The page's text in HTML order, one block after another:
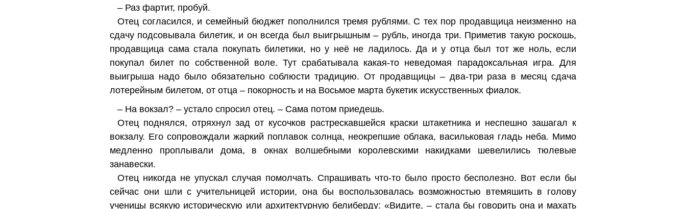
– Раз фартит, пробуй.
Отец согласился, и семейный бюджет пополнился тремя рублями. С тех пор продавщица неизменно на
сдачу подсовывала билетик, и он всегда был выигрышным – рубль, иногда три. Приметив такую роскошь,
продавщица сама стала покупать билетики, но у неё не ладилось. Да и у отца был тот же ноль, если
покупал билет по собственной воле. Тут срабатывала какая-то неведомая парадоксальная игра. Для
выигрыша надо было обязательно соблюсти традицию. От продавщицы – два-три раза в месяц сдача
лотерейным билетом, от отца – покорность и на Восьмое марта букетик искусственных фиалок.
– На вокзал? – устало спросил отец. – Сама потом приедешь.
Отец поднялся, отряхнул зад от кусочков растрескавшейся краски штакетника и неспешно зашагал к
вокзалу. Его сопровождали жаркий поплавок солнца, неокрепшие облака, васильковая гладь неба. Мимо
медленно проплывали дома, в окнах волшебными королевскими накидками шевелились тюлевые
занавески.
Отец никогда не упускал случая помолчать. Спрашивать что-то было просто бесполезно. Вот если бы
сейчас они шли с учительницей истории, она бы воспользовалась возможностью втемяшить в голову
ученицы всякую историческую или архитектурную белиберду: «Видите, – стала бы говорить она и махать